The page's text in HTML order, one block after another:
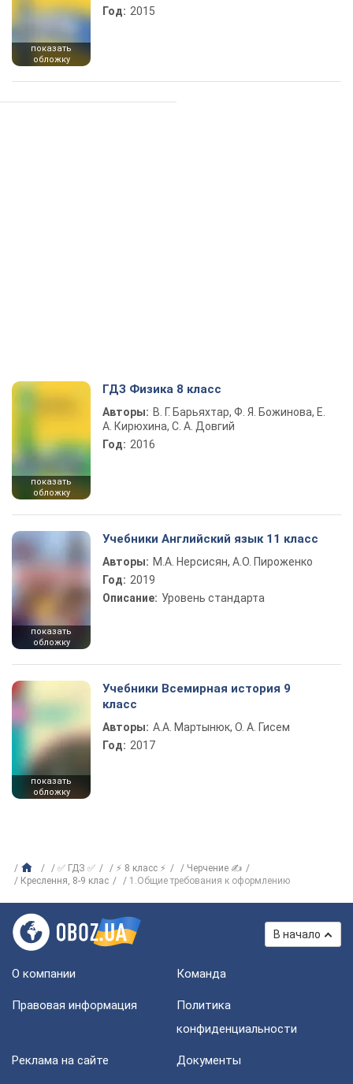
показать
обложку
Год: 2015
показать
обложку
ГДЗ Физика 8 класс
Авторы: В. Г. Барьяхтар, Ф. Я. Божинова, Е.
А. Кирюхина, С. А. Довгий
Год: 2016
показать
обложку
Учебники Английский язык 11 класс
Авторы: М.А. Нерсисян, А.О. Пироженко
Год: 2019
Описание: Уровень стандарта
показать
обложку
Учебники Всемирная история 9
класс
Авторы: А.А. Мартынюк, О. А. Гисем
Год: 2017
✅ ГДЗ ✅ ⚡ 8 класс ⚡
Черчение ✍
Креслення, 8-9 клас
1.Общие требования к оформлению
В начало
О компании Команда
Правовая информация
Политика
конфиденциальности
Реклама на сайте Документы